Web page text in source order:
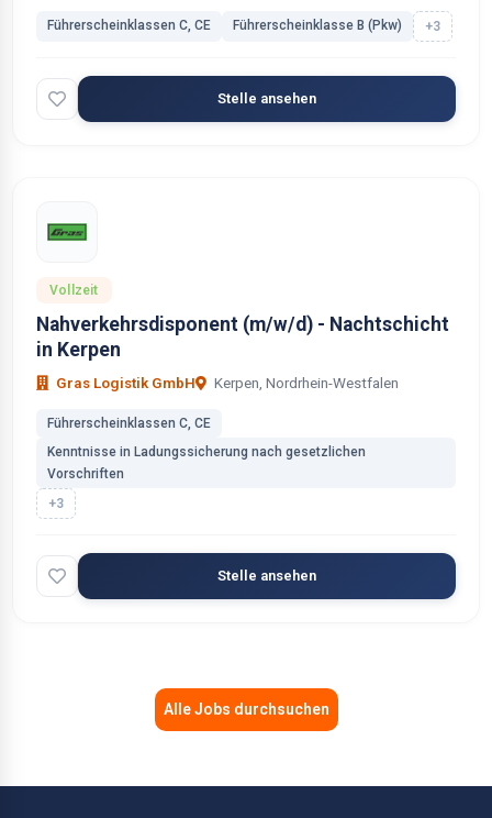
Führerscheinklassen C, CE Führerscheinklasse B (Pkw) +3
Stelle ansehen
Vollzeit
Nahverkehrsdisponent (m/w/d) - Nachtschicht
in Kerpen
Gras Logistik GmbH Kerpen, Nordrhein-Westfalen
Führerscheinklassen C, CE
Kenntnisse in Ladungssicherung nach gesetzlichen
Vorschriften
+3
Stelle ansehen
Alle Jobs durchsuchen